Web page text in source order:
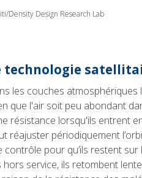
Density Design Research Lab
technologie
les couches atmosphériques
que l'air soit peu abondant
résistance lorsqu'ils entrent
réajuster périodiquement
pour qu’ils restent sur
service, ils retombent